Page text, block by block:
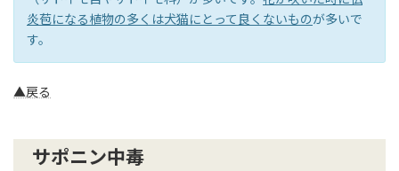
炎苞になる植物の多くは犬猫にとって良くないものが多いで
す。
▲戻る
サポニン中毒